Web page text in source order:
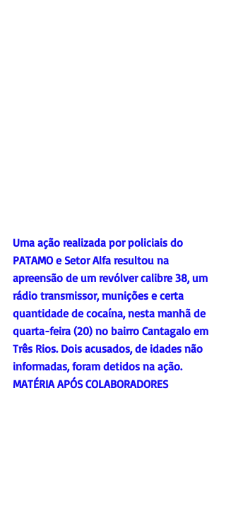
Uma ação realizada por policiais do
PATAMO e Setor Alfa resultou na
apreensão de um revólver calibre 38, um
rádio transmissor, munições e certa
quantidade de cocaína, nesta manhã de
quarta-feira (20) no bairro Cantagalo em
Três Rios. Dois acusados, de idades não
informadas, foram detidos na ação.
MATÉRIA APÓS COLABORADORES